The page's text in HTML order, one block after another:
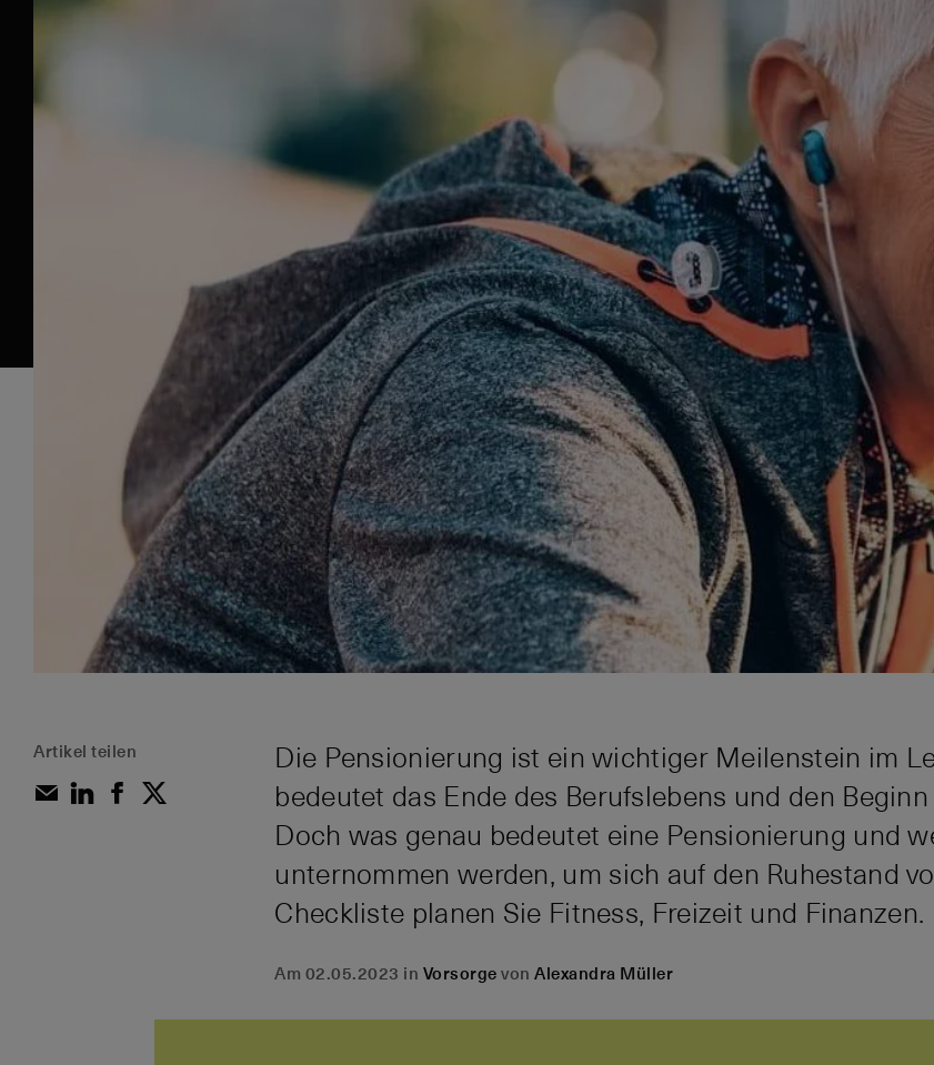
Artikel teilen
Die Pensionierung ist ein wichtiger Meilenstein im
bedeutet das Ende des Berufslebens und den
Doch was genau bedeutet eine Pensionierung und
unternommen werden, um sich auf den Ruhestand
Checkliste planen Sie Fitness, Freizeit und Finanzen.
Am 02.05.2023 in Vorsorge vonAlexandra Müller